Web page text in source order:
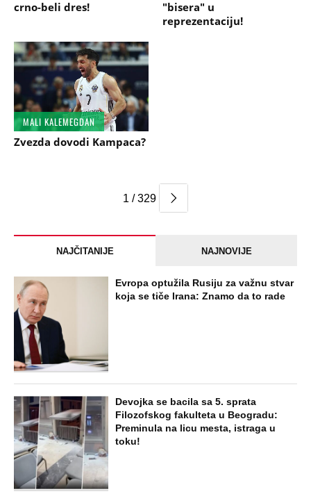
crno-beli dres!
"bisera" u
reprezentaciju!
MALI KALEMEGDAN
Zvezda dovodi Kampaca?
1 / 329
NAJČITANIJE NAJNOVIJE
Evropa optužila Rusiju za važnu stvar
koja se tiče Irana: Znamo da to rade
Devojka se bacila sa 5. sprata
Filozofskog fakulteta u Beogradu:
Preminula na licu mesta, istraga u
toku!